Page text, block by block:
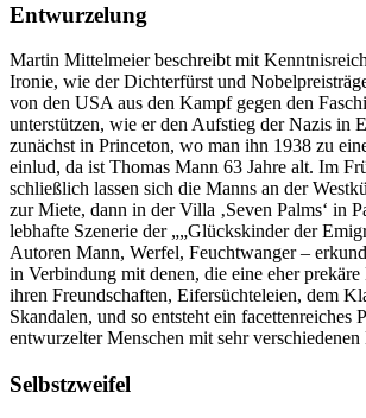
Entwurzelung
Martin Mittelmeier beschreibt mit
Ironie, wie der Dichterfürst und
von den USA aus den Kampf gegen den
unterstützen, wie er den Aufstieg der Nazis in
zunächst in Princeton, wo man ihn 1938 zu
einlud, da ist Thomas Mann 63 Jahre alt. Im
schließlich lassen sich die Manns an der
zur Miete, dann in der Villa ‚Seven Palms‘ in
lebhafte Szenerie der „„Glückskinder der
Autoren Mann, Werfel, Feuchtwanger –
in Verbindung mit denen, die eine eher
ihren Freundschaften, Eifersüchteleien, dem
Skandalen, und so entsteht ein facettenreiches
entwurzelter Menschen mit sehr
Selbstzweifel